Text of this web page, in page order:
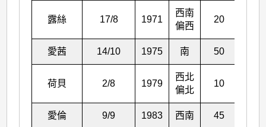
露絲 17/8 1971
西南
偏西
20
愛茜 14/10 1975 南 50
荷貝 2/8 1979
西北
偏北
10
愛倫 9/9 1983 西南 45